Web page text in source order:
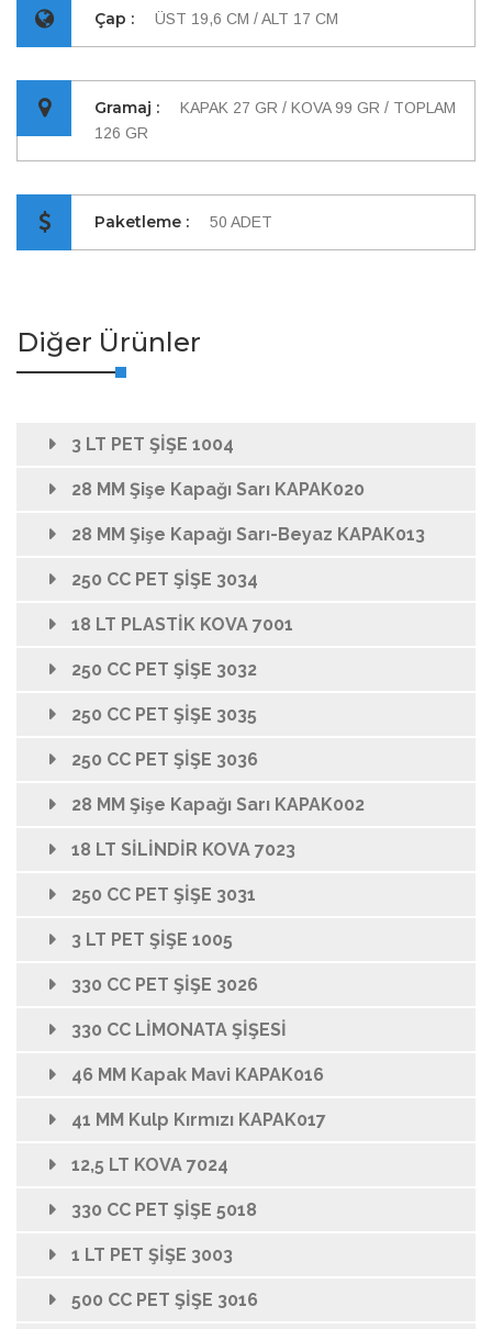
Çap : ÜST 19,6 CM / ALT 17 CM
Gramaj :
KAPAK 27 GR / KOVA 99 GR / TOPLAM
126 GR
Paketleme : 50 ADET
Diğer Ürünler
3 LT PET ŞİŞE 1004
28 MM Şişe Kapağı Sarı KAPAK020
28 MM Şişe Kapağı Sarı-Beyaz KAPAK013
250 CC PET ŞİŞE 3034
18 LT PLASTİK KOVA 7001
250 CC PET ŞİŞE 3032
250 CC PET ŞİŞE 3035
250 CC PET ŞİŞE 3036
28 MM Şişe Kapağı Sarı KAPAK002
18 LT SİLİNDİR KOVA 7023
250 CC PET ŞİŞE 3031
3 LT PET ŞİŞE 1005
330 CC PET ŞİŞE 3026
330 CC LİMONATA ŞİŞESİ
46 MM Kapak Mavi KAPAK016
41 MM Kulp Kırmızı KAPAK017
12,5 LT KOVA 7024
330 CC PET ŞİŞE 5018
1 LT PET ŞİŞE 3003
500 CC PET ŞİŞE 3016